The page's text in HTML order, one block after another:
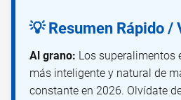
💡 Resumen Rápido /
Al grano: Los superalimentos
más inteligente y natural de
constante en 2026. Olvídate